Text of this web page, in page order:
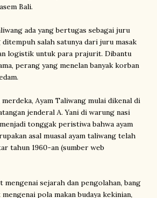
Bali.
ada yang bertugas sebagai juru
ditempuh salah satunya dari juru masak
logistik untuk para prajurit. Dibantu
perang yang menelan banyak korban
Ayam Taliwang mulai dikenal di
jenderal A. Yani di warung nasi
tonggak peristiwa bahwa ayam
asal muasal ayam taliwang telah
tahun 1960-an (sumber web
mengenai sejarah dan pengolahan, bang
pola makan budaya kekinian,